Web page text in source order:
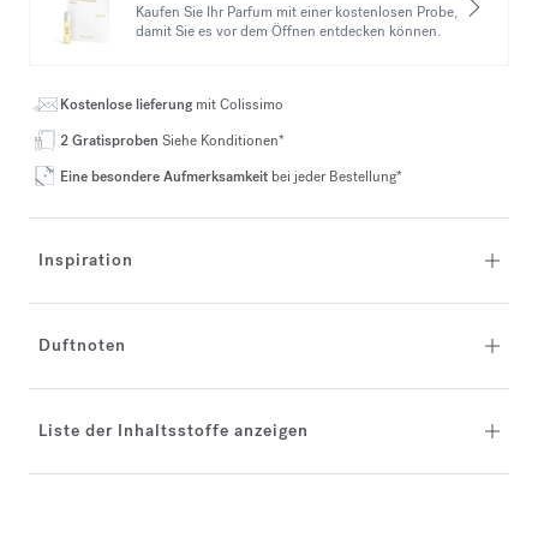
Kaufen Sie Ihr Parfum mit einer kostenlosen Probe,
damit Sie es vor dem Öffnen entdecken können.
Kostenlose lieferungmit Colissimo
2 Gratisproben Siehe Konditionen*
Eine besondere Aufmerksamkeit bei jeder Bestellung*
Inspiration
Duftnoten
Liste der Inhaltsstoffe anzeigen